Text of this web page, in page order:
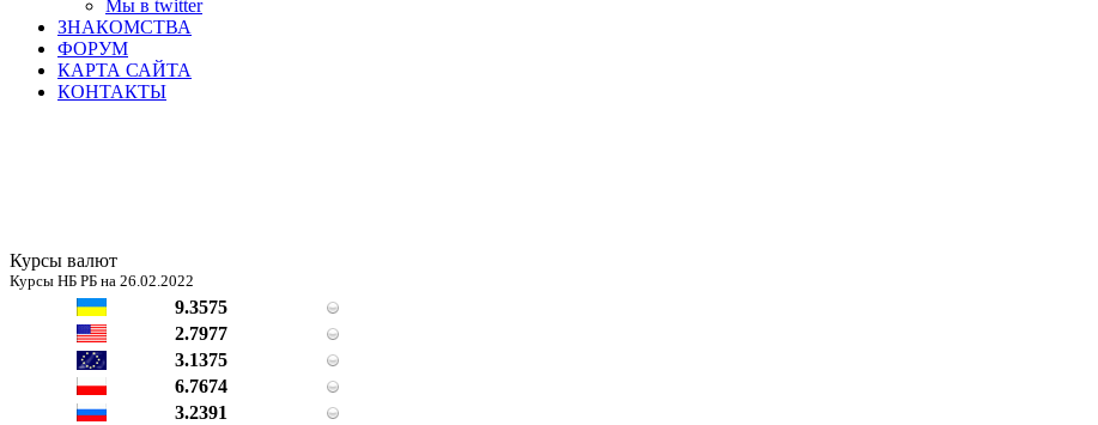
Мы в twitter
ЗНАКОМСТВА
ФОРУМ
КАРТА САЙТА
КОНТАКТЫ
Курсы валют
Курсы НБ РБ на 26.02.2022
9.3575
2.7977
3.1375
6.7674
3.2391